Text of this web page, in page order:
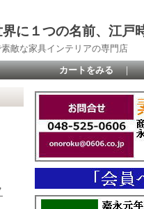
に１つの名前、江戸
敵な家具インテリアの専門店
カートをみる ｜